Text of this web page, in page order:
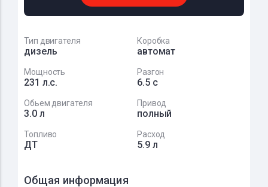
Тип двигателя
дизель
Коробка
автомат
Мощность
231 л.с.
Разгон
6.5 с
Обьем двигателя
3.0 л
Привод
полный
Топливо
ДТ
Расход
5.9 л
Общая информация